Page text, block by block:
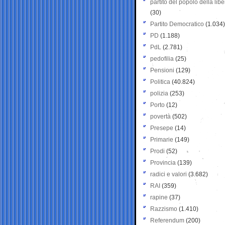
partito del popolo della
(30)
Partito Democratico (1.034)
PD (1.188)
PdL (2.781)
pedofilia (25)
Pensioni (129)
Politica (40.824)
polizia (253)
Porto (12)
povertà (502)
Presepe (14)
Primarie (149)
Prodi (52)
Provincia (139)
radici e valori (3.682)
RAI (359)
rapine (37)
Razzismo (1.410)
Referendum (200)